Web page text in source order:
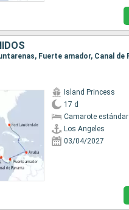
Island Princess
17 d
Camarote estándar
Los Angeles
03/04/2027